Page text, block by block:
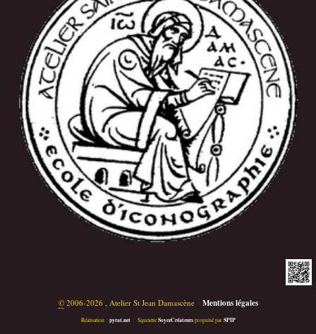
©2006-2026 , Atelier St Jean Damascène • Mentions légales
Réalisation : pyrat.net • Squelette SoyezCréateurspropulsé par SPIP